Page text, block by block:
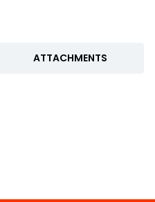
ATTACHMENTS